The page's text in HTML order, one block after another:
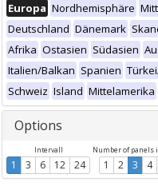
Europa Nordhemisphäre
Deutschland Dänemark
Afrika Ostasien Südasien
Italien/Balkan Spanien
Schweiz Island Mittelamerika
Options
Intervall
1 3 6 12 24
Number of panels
1 2 3 4